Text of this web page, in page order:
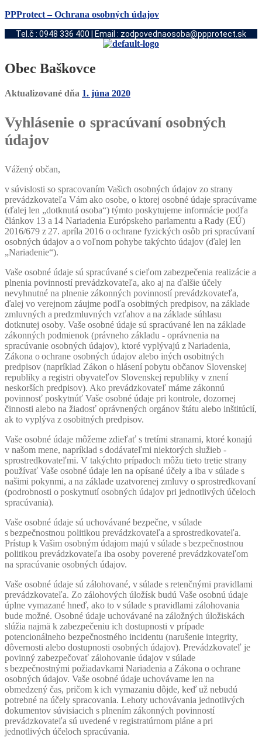
PPProtect – Ochrana osobných údajov
Tel.č : 0948 336 400 | Email : zodpovednaosoba@ppprotect.sk
Obec Baškovce
Aktualizované dňa 1. júna 2020
Vyhlásenie o spracúvaní osobných
údajov
Vážený občan,
v súvislosti so spracovaním Vašich osobných údajov zo strany
prevádzkovateľa Vám ako osobe, o ktorej osobné údaje spracúvame
(ďalej len „dotknutá osoba“) týmto poskytujeme informácie podľa
článkov 13 a 14 Nariadenia Európskeho parlamentu a Rady (EÚ)
2016/679 z 27. apríla 2016 o ochrane fyzických osôb pri spracúvaní
osobných údajov a o voľnom pohybe takýchto údajov (ďalej len
„Nariadenie“).
Vaše osobné údaje sú spracúvané s cieľom zabezpečenia realizácie a
plnenia povinností prevádzkovateľa, ako aj na ďalšie účely
nevyhnutné na plnenie zákonných povinností prevádzkovateľa,
ďalej vo verejnom záujme podľa osobitných predpisov, na základe
zmluvných a predzmluvných vzťahov a na základe súhlasu
dotknutej osoby. Vaše osobné údaje sú spracúvané len na základe
zákonných podmienok (právneho základu - oprávnenia na
spracúvanie osobných údajov), ktoré vyplývajú z Nariadenia,
Zákona o ochrane osobných údajov alebo iných osobitných
predpisov (napríklad Zákon o hlásení pobytu občanov Slovenskej
republiky a registri obyvateľov Slovenskej republiky v znení
neskorších predpisov). Ako prevádzkovateľ máme zákonnú
povinnosť poskytnúť Vaše osobné údaje pri kontrole, dozornej
činnosti alebo na žiadosť oprávnených orgánov štátu alebo inštitúcií,
ak to vyplýva z osobitných predpisov.
Vaše osobné údaje môžeme zdieľať s tretími stranami, ktoré konajú
v našom mene, napríklad s dodávateľmi niektorých služieb -
sprostredkovateľmi. V takýchto prípadoch môžu tieto tretie strany
používať Vaše osobné údaje len na opísané účely a iba v súlade s
našimi pokynmi, a na základe uzatvorenej zmluvy o sprostredkovaní
(podrobnosti o poskytnutí osobných údajov pri jednotlivých účeloch
spracúvania).
Vaše osobné údaje sú uchovávané bezpečne, v súlade
s bezpečnostnou politikou prevádzkovateľa a sprostredkovateľa.
Prístup k Vašim osobným údajom majú v súlade s bezpečnostnou
politikou prevádzkovateľa iba osoby poverené prevádzkovateľom
na spracúvanie osobných údajov.
Vaše osobné údaje sú zálohované, v súlade s retenčnými pravidlami
prevádzkovateľa. Zo zálohových úložísk budú Vaše osobnú údaje
úplne vymazané hneď, ako to v súlade s pravidlami zálohovania
bude možné. Osobné údaje uchovávané na záložných úložiskách
slúžia najmä k zabezpečeniu ich dostupnosti v prípade
potencionálneho bezpečnostného incidentu (narušenie integrity,
dôvernosti alebo dostupnosti osobných údajov). Prevádzkovateľ je
povinný zabezpečovať zálohovanie údajov v súlade
s bezpečnostnými požiadavkami Nariadenia a Zákona o ochrane
osobných údajov. Vaše osobné údaje uchovávame len na
obmedzený čas, pričom k ich vymazaniu dôjde, keď už nebudú
potrebné na účely spracovania. Lehoty uchovávania jednotlivých
dokumentov súvisiacich s plnením zákonných povinností
prevádzkovateľa sú uvedené v registratúrnom pláne a pri
jednotlivých účeloch spracúvania.